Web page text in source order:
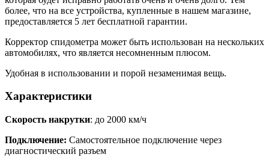
более, что на все устройства, купленные в нашем магазине,
предоставляется 5 лет бесплатной гарантии.
Корректор спидометра может быть использован на нескольких
автомобилях, что является несомненным плюсом.
Удобная в использовании и порой незаменимая вещь.
Характеристики
Скорость накрутки: до 2000 км/ч
Подключение: Самостоятельное подключение через
диагностический разъем